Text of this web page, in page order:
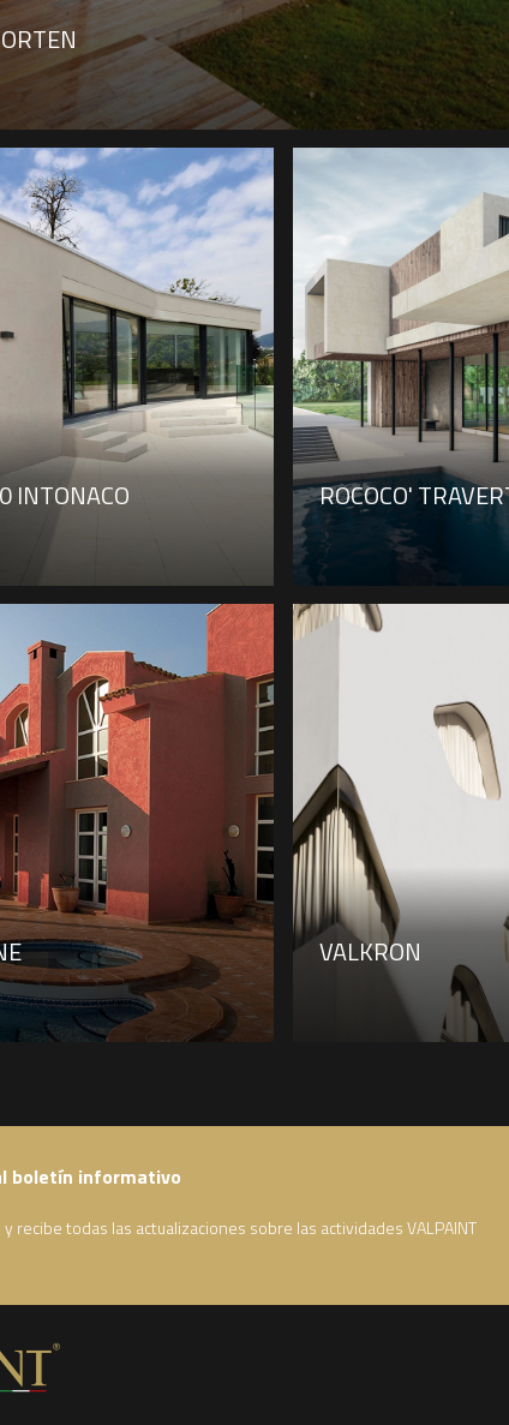
INTONACO ROCOCO'
VALKRON
boletín informativo
recibe todas las actualizaciones sobre las actividades VALPAINT